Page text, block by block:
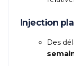
Injection
Des